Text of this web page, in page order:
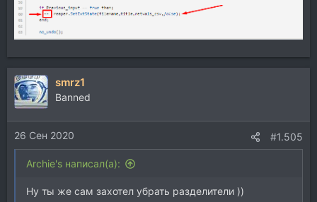
smrz1
Banned
26 Сен 2020 #1.505
Archie's написал(а):
Ну ты же сам захотел убрать разделители ))